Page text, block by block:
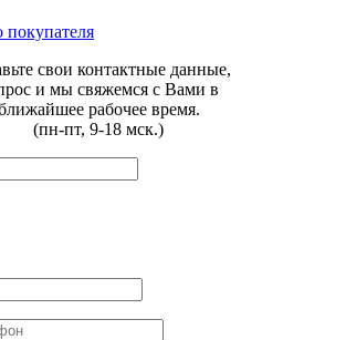
покупателя
свои контактные данные,
и мы свяжемся с Вами в
рабочее время.
(пн-пт, 9-18 мск.)